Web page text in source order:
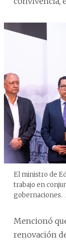
El ministro de
trabajo en
gobernaciones.
Mencionó
renovación